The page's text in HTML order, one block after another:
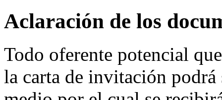
Aclaración de los
Todo oferente potencial
la carta de invitación